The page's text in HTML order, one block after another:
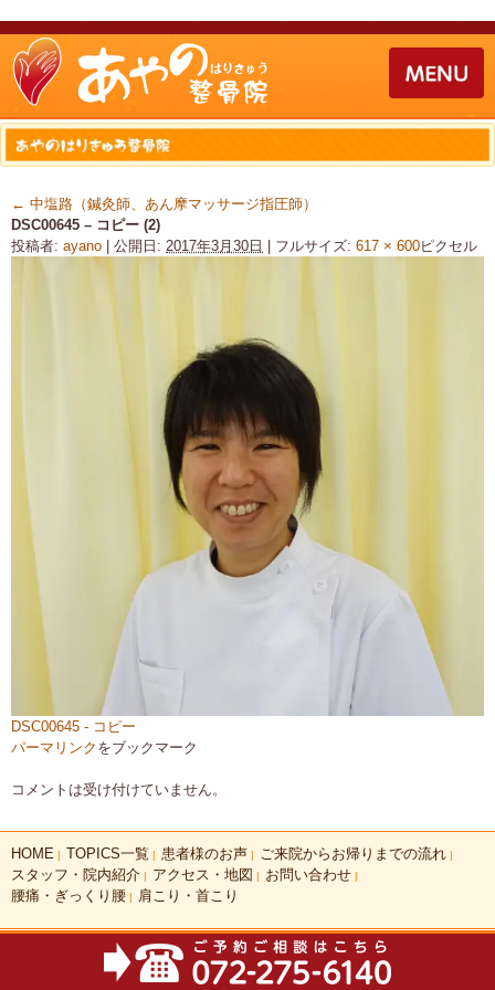
← 中塩路（鍼灸師、あん摩マッサージ指圧師）
DSC00645 – コピー (2)
投稿者: ayano | 公開日: 2017年3月30日 | フルサイズ: 617 × 600ピクセル
DSC00645 - コピー
パーマリンク をブックマーク
コメントは受け付けていません。
HOME | TOPICS一覧 | 患者様のお声 | ご来院からお帰りまでの流れ |
スタッフ・院内紹介 | アクセス・地図 | お問い合わせ |
腰痛・ぎっくり腰 | 肩こり・首こり
COPYRIGHT(C)2026 あやのはりきゅう整骨院 ALL RIGHTS RESERVED.